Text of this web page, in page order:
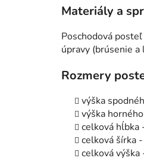
Materiály a
Poschodová
úpravy (brúsenie
Rozmery
výška
výška
celková hĺbka
celková šírka
celková